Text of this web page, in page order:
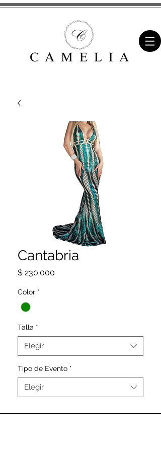
Cantabria
$ 230.000
Color *
Talla *
Elegir
Tipo de Evento *
Elegir